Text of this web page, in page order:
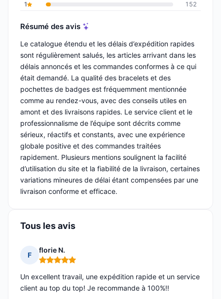
1
152
Résumé des avis
Le catalogue étendu et les délais d’expédition rapides
sont régulièrement salués, les articles arrivant dans les
délais annoncés et les commandes conformes à ce qui
était demandé. La qualité des bracelets et des
pochettes de badges est fréquemment mentionnée
comme au rendez-vous, avec des conseils utiles en
amont et des livraisons rapides. Le service client et le
professionnalisme de l’équipe sont décrits comme
sérieux, réactifs et constants, avec une expérience
globale positive et des commandes traitées
rapidement. Plusieurs mentions soulignent la facilité
d’utilisation du site et la fiabilité de la livraison, certaines
variations mineures de délai étant compensées par une
livraison conforme et efficace.
Tous les avis
F
florie N.
Note : 5 sur 5
Un excellent travail, une expédition rapide et un service
client au top du top! Je recommande à 100%!!